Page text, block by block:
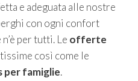
e adeguata alle nostre
con ogni confort
per tutti. Le offerte
così come le
per famiglie.